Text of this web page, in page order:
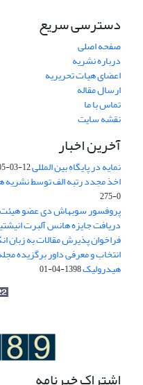
دسترسی سریع
صفحه اصلی
درباره نشریه
اعضای هیات تحریریه
ارسال مقاله
تماس با ما
نقشه سایت
آخرین اخبار
نمایه در پایگاه بین المللی DOAJ03-12
اخذ مجدد رتبه الف توسط نشریه
0-275
پروفسور سوبهاش دی عضو هیئت
دریافت جایزه هانس آلبرت انیشتین
فراخوان پذیرش مقالات به زبان
انتخاب و معرفی داور برگزیده
هیدرولیک1398-04-01